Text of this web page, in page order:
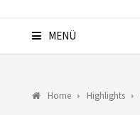
MENÜ
Home Highlights